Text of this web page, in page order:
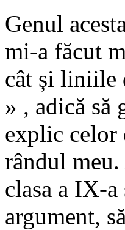
Genul
mi-a făcut
cât și liniile
» , adică să
explic celor
rândul
clasa a IX-
argument,